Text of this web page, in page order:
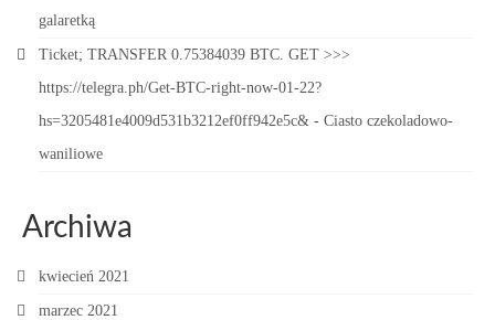
galaretką
Ticket; TRANSFER 0.75384039 BTC. GET >>>
https://telegra.ph/Get-BTC-right-now-01-22?
hs=3205481e4009d531b3212ef0ff942e5c& - Ciasto czekoladowo-
waniliowe
Archiwa
kwiecień 2021
marzec 2021